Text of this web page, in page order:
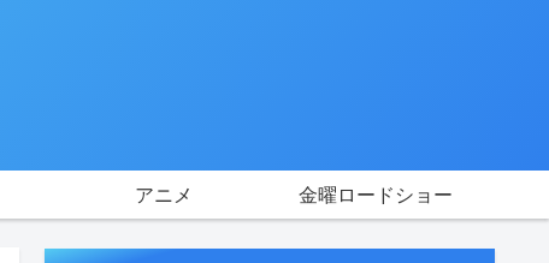
アニメ 金曜ロードショー